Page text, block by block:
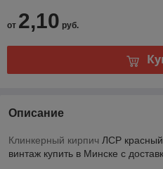
от 2,10 руб.
Описание
Клинкерный кирпич ЛСР
винтаж купить в Минске с